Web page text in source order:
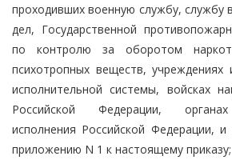
проходивших военную службу, службу
дел, Государственной
по контролю за оборотом
психотропных веществ, учреждениях
исполнительной системы, войсках
Российской Федерации, органах
исполнения Российской Федерации,
приложению N 1 к настоящему приказу;